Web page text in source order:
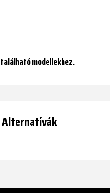
modellekhez.